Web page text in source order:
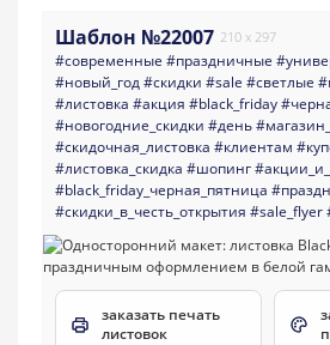
Шаблон №22007 210 x 297
#современные #праздничные
#новый_год#скидки #sale #светлые
#листовка #акция #black_friday
#новогодние_скидки #день
#скидочная_листовка #клиентам
#листовка_скидка #шопинг
#black_friday_черная_пятница
#скидки_в_честь_открытия #sale_flyer
заказать печать
листовок